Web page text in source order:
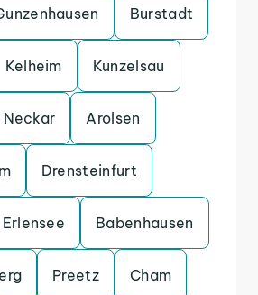
Burstadt
Kelheim Kunzelsau
Arolsen
Drensteinfurt
Erlensee Babenhausen
Preetz Cham